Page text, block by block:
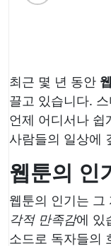
최근 몇 년 동안
끌고 있습니다.
언제 어디서나 쉽
사람들의 일상에
웹툰의 인
웹툰의 인기는 그
각적 만족감에 있
소드로 독자들의